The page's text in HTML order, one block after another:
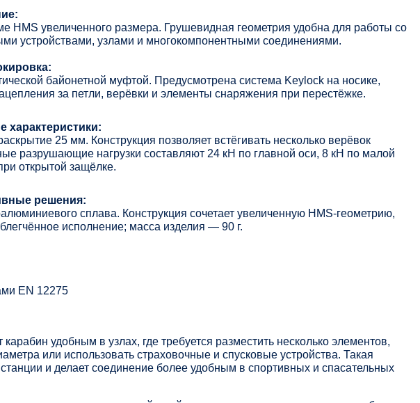
HMS увеличенного размера. Грушевидная геометрия удобна для работы со
устройствами, узлами и многокомпонентными соединениями.
байонетной муфтой. Предусмотрена система Keylock на носике,
за петли, верёвки и элементы снаряжения при перестёжке.
характеристики:
25 мм. Конструкция позволяет встёгивать несколько верёвок
разрушающие нагрузки составляют 24 кН по главной оси, 8 кН по малой
открытой защёлке.
решения:
сплава. Конструкция сочетает увеличенную HMS-геометрию,
исполнение; масса изделия — 90 г.
EN 12275
удобным в узлах, где требуется разместить несколько элементов,
или использовать страховочные и спусковые устройства. Такая
и делает соединение более удобным в спортивных и спасательных